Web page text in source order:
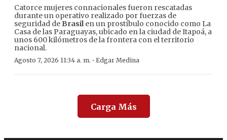
Catorce mujeres connacionales fueron rescatadas
durante un operativo realizado por fuerzas de
seguridad de Brasilen un prostíbulo conocido como La
Casa de las Paraguayas, ubicado en la ciudad de Itapoá, a
unos 600 kilómetros de la frontera con el territorio
nacional.
Agosto 7, 2026 11:34 a. m. · Edgar Medina
Carga Más